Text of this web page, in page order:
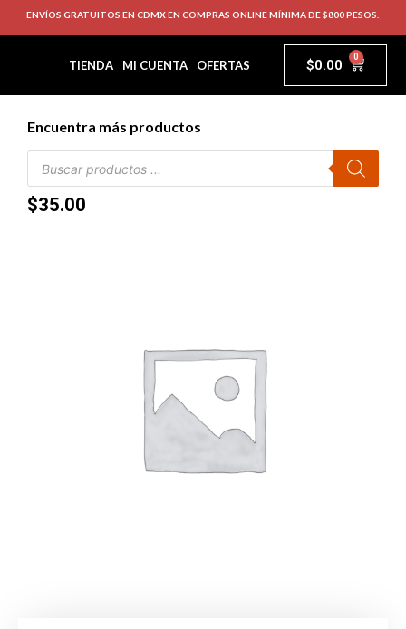
ENVÍOS GRATUITOS EN CDMX EN COMPRAS ONLINE MÍNIMA DE $800 PESOS.
TIENDA MI CUENTA OFERTAS $0.00 0
Encuentra más productos
$35.00